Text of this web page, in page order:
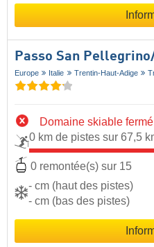
Passo San
Europe Italie Trentin-Haut-Adige
Domaine skiable fermé
0 km de pistes sur 67,5
0 remontée(s) sur 15
- cm (haut des pistes)
- cm (bas des pistes)